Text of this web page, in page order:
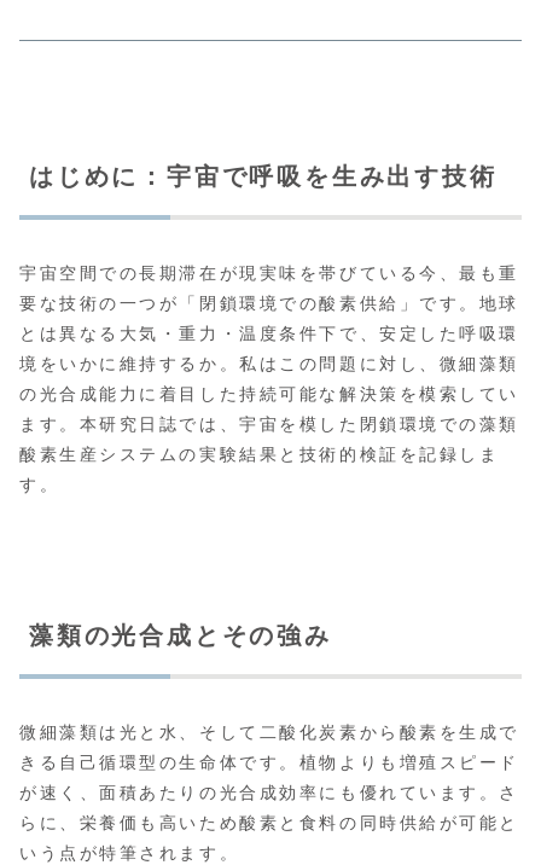
はじめに：宇宙で呼吸を生み出す技術
宇宙空間での長期滞在が現実味を帯びている今、最も重
要な技術の一つが「閉鎖環境での酸素供給」です。地球
とは異なる大気・重力・温度条件下で、安定した呼吸環
境をいかに維持するか。私はこの問題に対し、微細藻類
の光合成能力に着目した持続可能な解決策を模索してい
ます。本研究日誌では、宇宙を模した閉鎖環境での藻類
酸素生産システムの実験結果と技術的検証を記録しま
す。
藻類の光合成とその強み
微細藻類は光と水、そして二酸化炭素から酸素を生成で
きる自己循環型の生命体です。植物よりも増殖スピード
が速く、面積あたりの光合成効率にも優れています。さ
らに、栄養価も高いため酸素と食料の同時供給が可能と
いう点が特筆されます。